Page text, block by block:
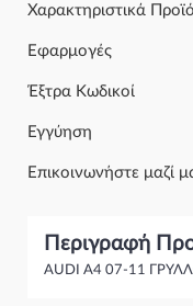
Χαρακτηριστικά
Εφαρμογές
Έξτρα Κωδικοί
Εγγύηση
Επικοινωνήστε μαζί
Περιγραφή
AUDI A4 07-11